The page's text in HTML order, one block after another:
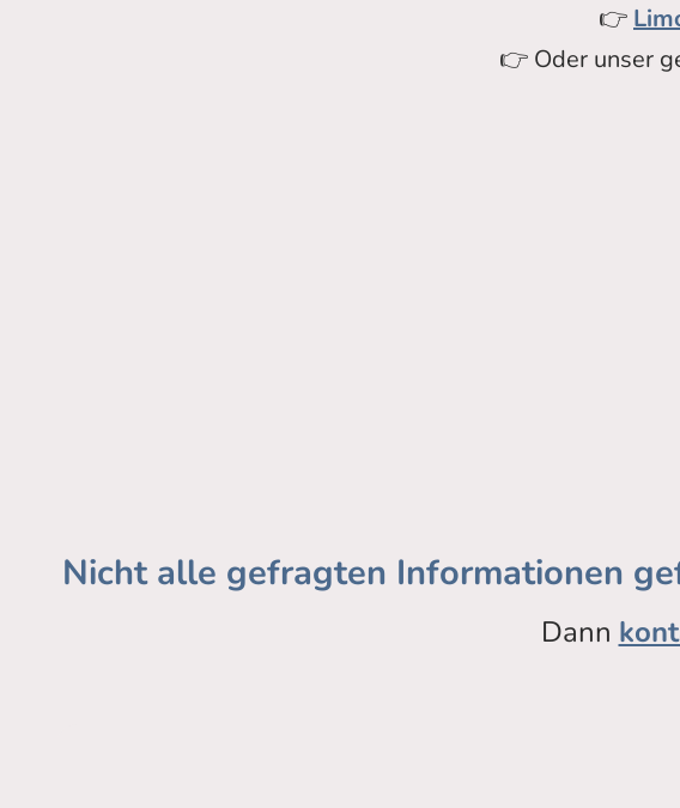
👉
👉 Oder unser
Nicht alle gefragten Informationen
Dann